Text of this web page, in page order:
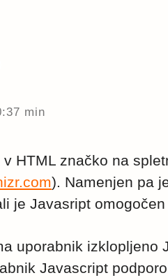
min
HTML značko na
). Namenjen pa
je Javasript omogočen
uporabnik izklopljeno
Javascript